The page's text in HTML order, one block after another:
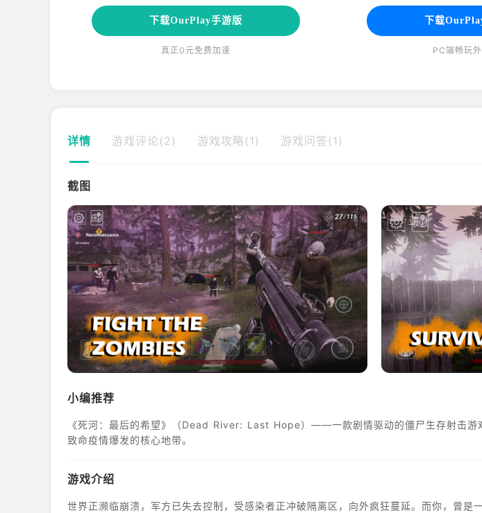
下载OurPlay手游版
真正0元免费加速
下载
PC端畅玩
详情 游戏评论(2) 游戏攻略(1) 游戏问答(1)
截图
小编推荐
《死河：最后的希望》（Dead River: Last Hope）——一款剧情驱动的僵尸生存射击游
致命疫情爆发的核心地带。
游戏介绍
世界正濒临崩溃，军方已失去控制，受感染者正冲破隔离区，向外疯狂蔓延。而你，曾是